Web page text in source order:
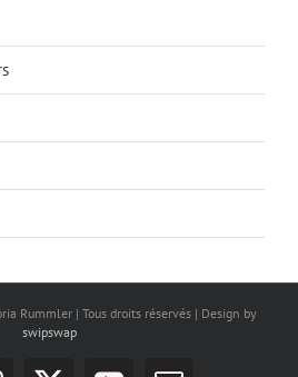
Rummler | Tous droits réservés | Design by
swipswap